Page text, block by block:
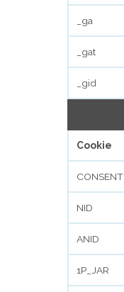
_ga
_gat
_gid
Cookie
CONSENT
NID
ANID
1P_JAR